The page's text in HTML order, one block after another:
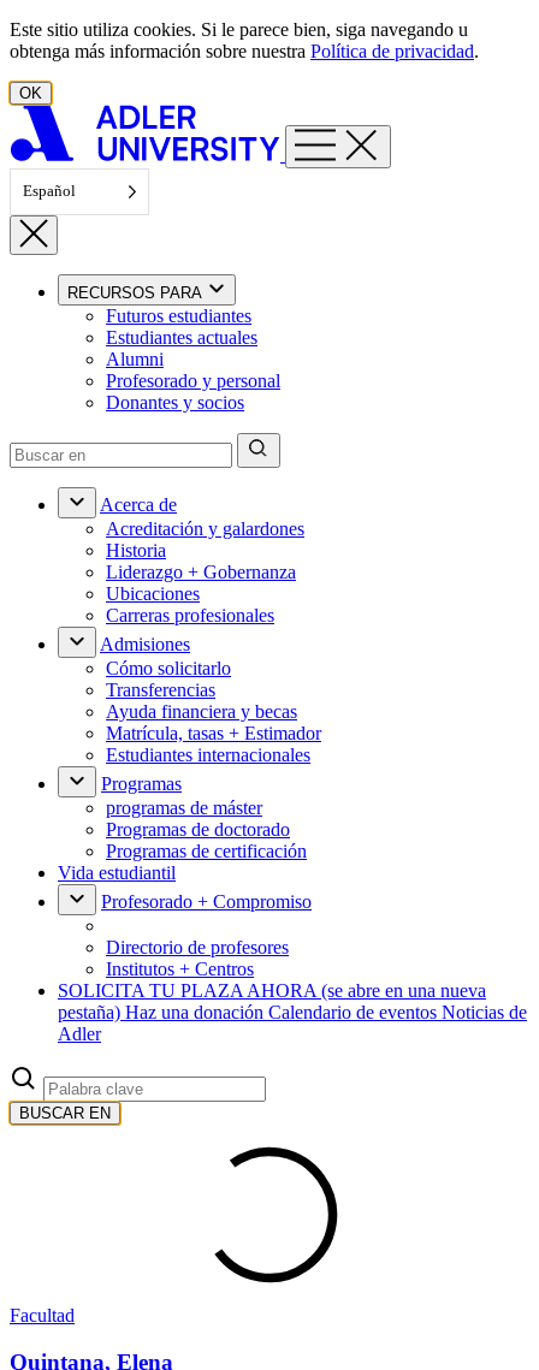
Ir al contenido
Este sitio utiliza cookies. Si le parece bien, siga navegando u
obtenga más información sobre nuestra Política de privacidad.
OK
Español
RECURSOS PARA
Futuros estudiantes
Estudiantes actuales
Alumni
Profesorado y personal
Donantes y socios
Acerca de
Acreditación y galardones
Historia
Liderazgo + Gobernanza
Ubicaciones
Carreras profesionales
Admisiones
Cómo solicitarlo
Transferencias
Ayuda financiera y becas
Matrícula, tasas + Estimador
Estudiantes internacionales
Programas
programas de máster
Programas de doctorado
Programas de certificación
Vida estudiantil
Profesorado + Compromiso
Directorio de profesores
Institutos + Centros
SOLICITA TU PLAZA AHORA (se abre en una nueva
pestaña) Haz una donación Calendario de eventos Noticias de
Adler
BUSCAR EN
Facultad
Quintana, Elena